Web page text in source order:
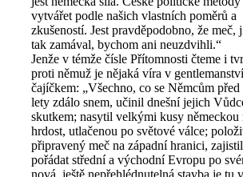
vytvářet podle našich vlastních poměrů a
zkušeností. Jest pravděpodobno, že meč,
tak zamával, bychom ani neuzdvihli.“
Jenže v témže čísle Přítomnosti čteme i
proti němuž je nějaká víra v
čajíčkem: „Všechno, co se Němcům před
lety zdálo snem, učinil dnešní jejich
skutkem; nasytil velkými kusy německou
hrdost, utlačenou po světové válce;
připravený meč na západní hranici,
pořádat střední a východní Evropu po
nová, ještě nepřehlédnutelná stavba je tu v